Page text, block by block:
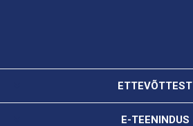
ETTEVÕTTEST
E-TEENINDUS